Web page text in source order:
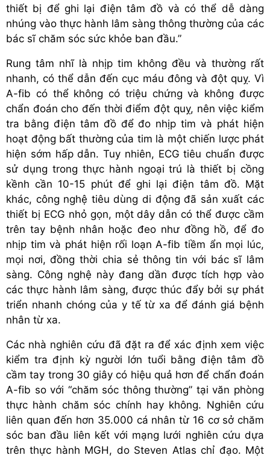
thiết bị để ghi lại điện tâm đồ và có thể dễ dàng
nhúng vào thực hành lâm sàng thông thường của các
bác sĩ chăm sóc sức khỏe ban đầu.”
Rung tâm nhĩ là nhịp tim không đều và thường rất
nhanh, có thể dẫn đến cục máu đông và đột quỵ. Vì
A-fib có thể không có triệu chứng và không được
chẩn đoán cho đến thời điểm đột quỵ, nên việc kiểm
tra bằng điện tâm đồ để đo nhịp tim và phát hiện
hoạt động bất thường của tim là một chiến lược phát
hiện sớm hấp dẫn. Tuy nhiên, ECG tiêu chuẩn được
sử dụng trong thực hành ngoại trú là thiết bị cồng
kềnh cần 10-15 phút để ghi lại điện tâm đồ. Mặt
khác, công nghệ tiêu dùng di động đã sản xuất các
thiết bị ECG nhỏ gọn, một dây dẫn có thể được cầm
trên tay bệnh nhân hoặc đeo như đồng hồ, để đo
nhịp tim và phát hiện rối loạn A-fib tiềm ẩn mọi lúc,
mọi nơi, đồng thời chia sẻ thông tin với bác sĩ lâm
sàng. Công nghệ này đang dần được tích hợp vào
các thực hành lâm sàng, được thúc đẩy bởi sự phát
triển nhanh chóng của y tế từ xa để đánh giá bệnh
nhân từ xa.
Các nhà nghiên cứu đã đặt ra để xác định xem việc
kiểm tra định kỳ người lớn tuổi bằng điện tâm đồ
cầm tay trong 30 giây có hiệu quả hơn để chẩn đoán
A-fib so với “chăm sóc thông thường” tại văn phòng
thực hành chăm sóc chính hay không. Nghiên cứu
liên quan đến hơn 35.000 cá nhân từ 16 cơ sở chăm
sóc ban đầu liên kết với mạng lưới nghiên cứu dựa
trên thực hành MGH, do Steven Atlas chỉ đạo. Một